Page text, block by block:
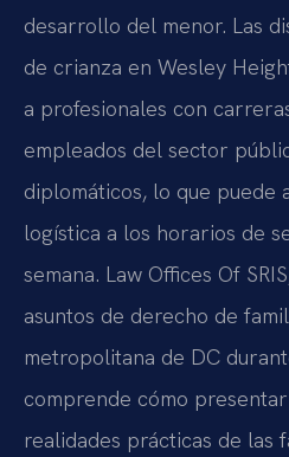
desarrollo del menor. Las
de crianza en Wesley
a profesionales con
empleados del sector
diplomáticos, lo que puede
logística a los horarios de
semana. Law Offices Of
asuntos de derecho de
metropolitana de DC
comprende cómo
realidades prácticas de las